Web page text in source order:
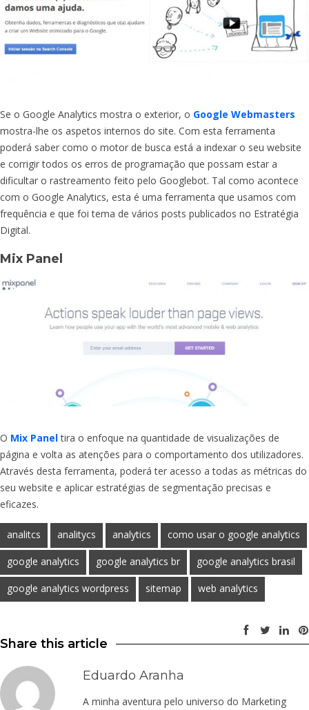
Se o Google Analytics mostra o exterior, o Google Webmasters
mostra-lhe os aspetos internos do site. Com esta ferramenta
poderá saber como o motor de busca está a indexar o seu website
e corrigir todos os erros de programação que possam estar a
dificultar o rastreamento feito pelo Googlebot. Tal como acontece
com o Google Analytics, esta é uma ferramenta que usamos com
frequência e que foi tema de vários posts publicados no Estratégia
Digital.
Mix Panel
O Mix Paneltira o enfoque na quantidade de visualizações de
página e volta as atenções para o comportamento dos utilizadores.
Através desta ferramenta, poderá ter acesso a todas as métricas do
seu website e aplicar estratégias de segmentação precisas e
eficazes.
analitcs analitycs analytics como usar o google analytics
google analytics google analytics br google analytics brasil
google analytics wordpress sitemap web analytics
Share this article
Eduardo Aranha
A minha aventura pelo universo do Marketing